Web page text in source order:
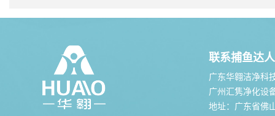
联系捕鱼达人
广东华翱洁净科
广州汇隽净化设
地址：广东省佛